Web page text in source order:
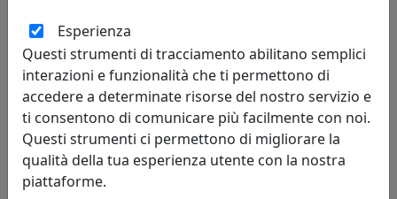
PLAFONIERA COLLEZIONE VINTAGE C136 VERDE
Ferroluce
204,00 €
Esperienza
Questi strumenti di tracciamento abilitano semplici
interazioni e funzionalità che ti permettono di
accedere a determinate risorse del nostro servizio e
ti consentono di comunicare più facilmente con noi.
Questi strumenti ci permettono di migliorare la
qualità della tua esperienza utente con la nostra
piattaforme.